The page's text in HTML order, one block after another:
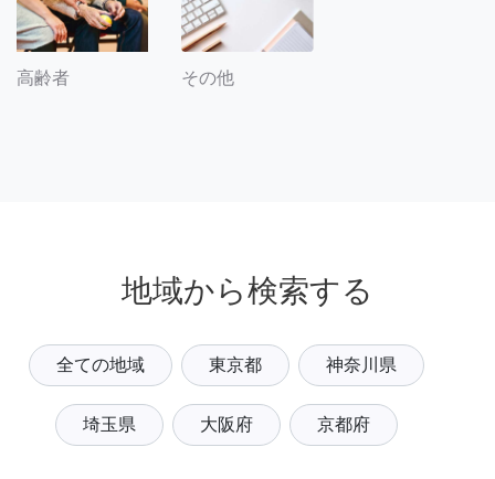
高齢者 その他
地域から検索する
全ての地域 東京都 神奈川県
埼玉県 大阪府 京都府